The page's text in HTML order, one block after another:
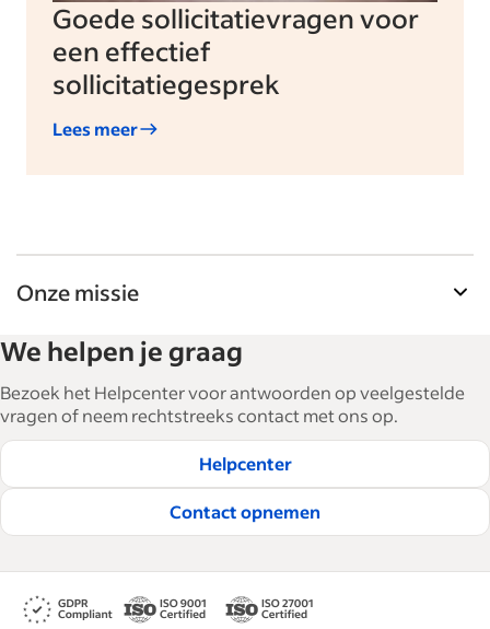
Goede sollicitatievragen voor
een effectief
sollicitatiegesprek
Lees meer
Onze missie
bedrijven bij het uitbreiden en managen van hun
personeel. Met meer dan 15.000 artikelen in 6
talen bieden we tactisch advies, tips en best
practices om bedrijven te helpen de beste
medewerkers te werven en te behouden.
Lees onze redactionele richtlijnen
We helpen je graag
Bezoek het Helpcenter voor antwoorden op veelgestelde
vragen of neem rechtstreeks contact met ons op.
Helpcenter
Contact opnemen